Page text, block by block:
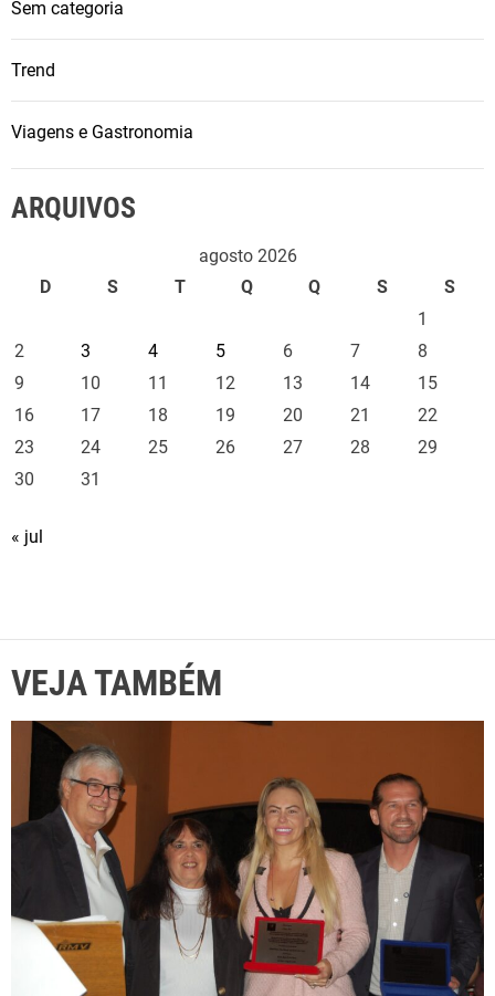
Sem categoria
Trend
Viagens e Gastronomia
ARQUIVOS
agosto 2026
D
S T Q Q S
S
1
2
3 4 5 6 7
8
9
10 11 12 13 14
15
16
17 18 19 20 21
22
23
24 25 26 27 28
29
30
31
« jul
VEJA TAMBÉM